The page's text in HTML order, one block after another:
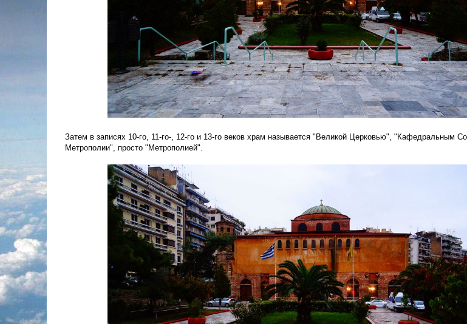
Затем в записях 10-го, 11-го-, 12-го и 13-го веков храм называется "Великой Церковью", "Кафедральным
Метрополии", просто "Метрополией".